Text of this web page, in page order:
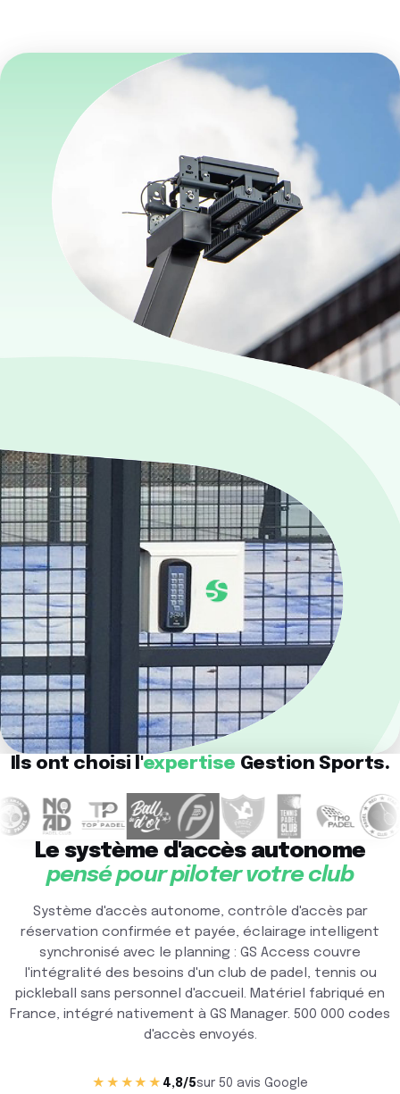
Ils ont choisi l'expertise Gestion Sports.
Le système d'accès autonome
pensé pour piloter votre club
Système d'accès autonome, contrôle d'accès par
réservation confirmée et payée, éclairage intelligent
synchronisé avec le planning : GS Access couvre
l'intégralité des besoins d'un club de padel, tennis ou
pickleball sans personnel d'accueil. Matériel fabriqué en
France, intégré nativement à GS Manager. 500 000 codes
d'accès envoyés.
★★★★★ 4,8/5sur 50 avis Google